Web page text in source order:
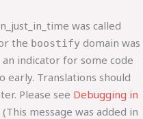
was called
the boostify domain was
indicator for some code
Translations should
Please see Debugging in
message was added in